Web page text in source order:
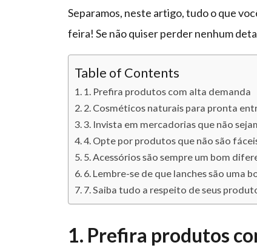
Separamos, neste artigo, tudo o que
feira! Se não quiser perder nenhum
Table of Contents
1. Prefira produtos com alta demanda
2. Cosméticos naturais para pronta
3. Invista em mercadorias que não
4. Opte por produtos que não são
5. Acessórios são sempre um bom
6. Lembre-se de que lanches são uma
7. Saiba tudo a respeito de seus
1. Prefira produtos